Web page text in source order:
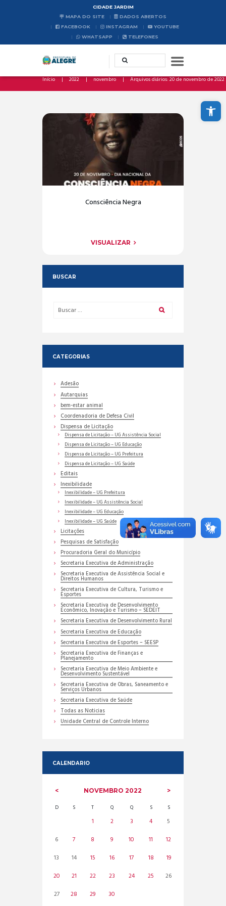
Abrir a barra de ferramentas
CIDADE JARDIM
MAPA DO SITE
DADOS ABERTOS
FACEBOOK
INSTAGRAM
YOUTUBE
WHATSAPP
TELEFONES
Início 2022 novembro Arquivos diários: 20 de novembro de 2022
Consciência Negra
VISUALIZAR
BUSCAR
CATEGORIAS
Adesão
Autarquias
bem-estar animal
Coordenadoria de Defesa Civil
Dispensa de Licitação
Dispensa de Licitação – UG Assistência Social
Dispensa de Licitação – UG Educação
Dispensa de Licitação – UG Prefeitura
Dispensa de Licitação – UG Saúde
Editais
Inexibilidade
Inexibilidade – UG Prefeitura
Inexibilidade – UG Assistência Social
Inexibilidade – UG Educação
Inexibilidade – UG Saúde
Licitações
Pesquisas de Satisfação
Procuradoria Geral do Município
Secretaria Executiva de Administração
Secretaria Executiva de Assistência Social e
Direitos Humanos
Secretaria Executiva de Cultura, Turismo e
Esportes
Secretaria Executiva de Desenvolvimento
Econômico, Inovação e Turismo – SEDEIT
Secretaria Executiva de Desenvolvimento Rural
Secretaria Executiva de Educação
Secretaria Executiva de Esportes – SEESP
Secretaria Executiva de Finanças e
Planejamento
Secretaria Executiva de Meio Ambiente e
Desenvolvimento Sustentável
Secretaria Executiva de Obras, Saneamento e
Serviços Urbanos
Secretaria Executiva de Saúde
Todas as Noticias
Unidade Central de Controle Interno
CALENDARIO
NOVEMBRO 2022
D S T Q Q S S
1 2 3 4
5
6
7 8 9 10 11
12
13
14 15 16 17 18
19
20
21 22 23 24 25
26
27
28 29 30